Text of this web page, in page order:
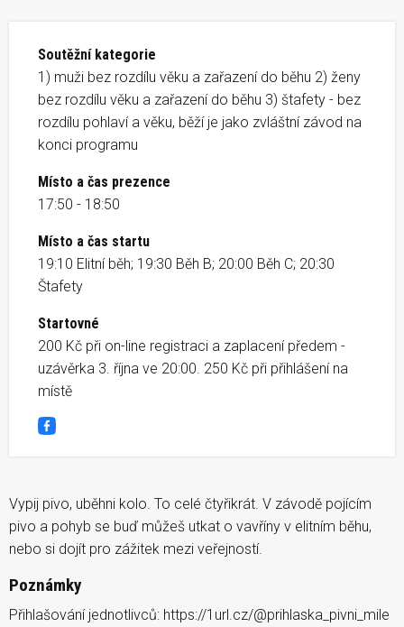
Soutěžní kategorie
1) muži bez rozdílu věku a zařazení do běhu 2) ženy
bez rozdílu věku a zařazení do běhu 3) štafety - bez
rozdílu pohlaví a věku, běží je jako zvláštní závod na
konci programu
Místo a čas prezence
17:50 - 18:50
Místo a čas startu
19:10 Elitní běh; 19:30 Běh B; 20:00 Běh C; 20:30
Štafety
Startovné
200 Kč při on-line registraci a zaplacení předem -
uzávěrka 3. října ve 20:00. 250 Kč při přihlášení na
místě
Facebook
Vypij pivo, uběhni kolo. To celé čtyřikrát. V závodě pojícím
pivo a pohyb se buď můžeš utkat o vavříny v elitním běhu,
nebo si dojít pro zážitek mezi veřejností.
Poznámky
Přihlašování jednotlivců: https://1url.cz/@prihlaska_pivni_mile